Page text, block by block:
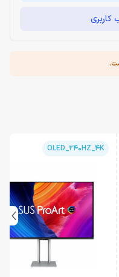
کاربری
OLED_240HZ_4K